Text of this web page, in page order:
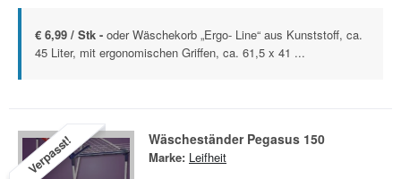
€ 6,99 / Stk - oder Wäschekorb „Ergo- Line“ aus Kunststoff, ca.
45 Liter, mit ergonomischen Griffen, ca. 61,5 x 41 ...
Verpasst! Wäscheständer Pegasus 150
Marke: Leifheit